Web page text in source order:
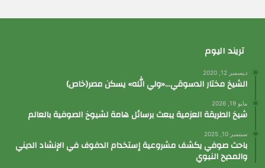
تريند اليوم
ديسمبر 12, 2020
الشيخ مختار الدسوقي…«ولي الله» يسكن مصر(خاص)
مايو 19, 2026
شيخ الطريقة العزمية يبعث برسائل هامة لشيوخ الصوفية بالعالم
سبتمبر 10, 2025
باحث صوفي يكشف مشروعية إستخدام الدفوف في الإنشاد الديني
والمديح النبوي